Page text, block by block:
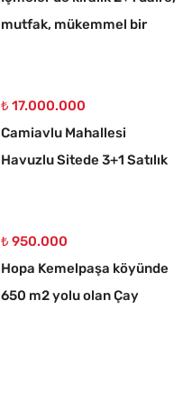
mutfak, mükemmel bir
₺ 17.000.000
Camiavlu Mahallesi
Havuzlu Sitede 3+1 Satılık
₺ 950.000
Hopa Kemelpaşa köyünde
650 m2 yolu olan Çay